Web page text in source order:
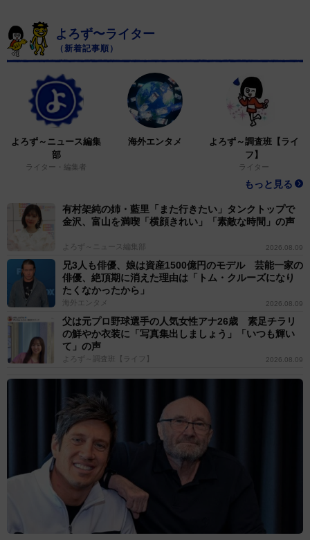
よろず〜ライター
（新着記事順）
よろず～ニュース編集
部
ライター・編集者
海外エンタメ
よろず～調査班【ライ
フ】
ライター
もっと見る
有村架純の姉・藍里「また行きたい」タンクトップで
金沢、富山を満喫「横顔きれい」「素敵な時間」の声
よろず～ニュース編集部 2026.08.09
兄3人も俳優、娘は資産1500億円のモデル 芸能一家の
俳優、絶頂期に消えた理由は「トム・クルーズになり
たくなかったから」
海外エンタメ 2026.08.09
父は元プロ野球選手の人気女性アナ26歳 素足チラリ
の鮮やか衣装に「写真集出しましょう」「いつも輝い
て」の声
よろず～調査班【ライフ】 2026.08.09